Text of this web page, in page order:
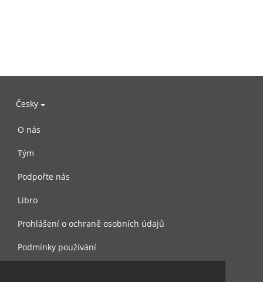
Česky
O nás
Tým
Podpořte nás
Libro
Prohlášení o ochraně osobních údajů
Podmínky používání